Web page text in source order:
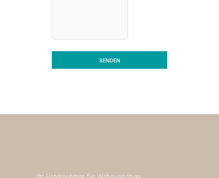
Ihr Unternehmen für Wohnungsbau,